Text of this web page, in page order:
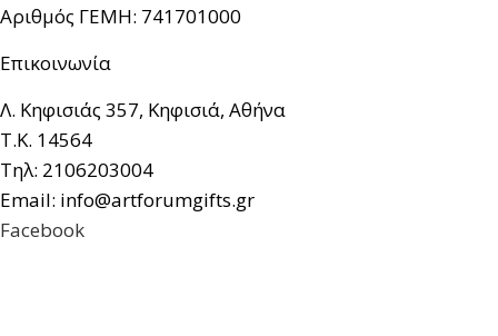
Αριθμός ΓΕΜΗ: 741701000
Επικοινωνία
Λ. Κηφισιάς 357, Κηφισιά, Αθήνα
Τ.Κ. 14564
Τηλ: 2106203004
Email: info@artforumgifts.gr
Facebook